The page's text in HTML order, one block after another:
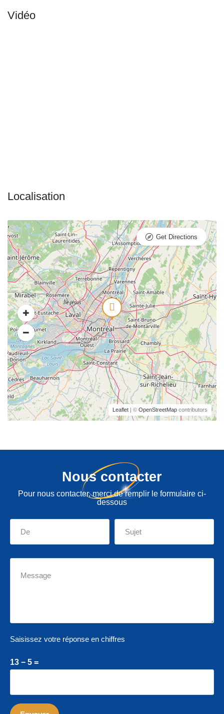
Leaflet | © OpenStreetMap contributors
Get Directions
Nous contacter
Pour nous contacter, merci de remplir le formulaire ci-
dessous
Saisissez votre réponse en chiffres
13 − 5 =